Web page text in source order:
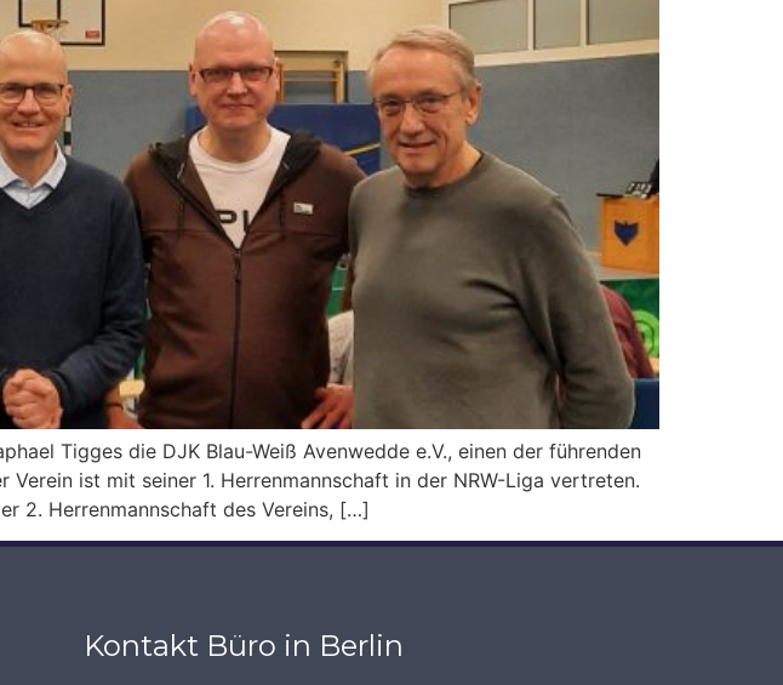
Tigges die DJK Blau-Weiß Avenwedde e.V., einen der führenden
ist mit seiner 1. Herrenmannschaft in der NRW-Liga vertreten.
2. Herrenmannschaft des Vereins, […]
Kontakt Büro in Berlin